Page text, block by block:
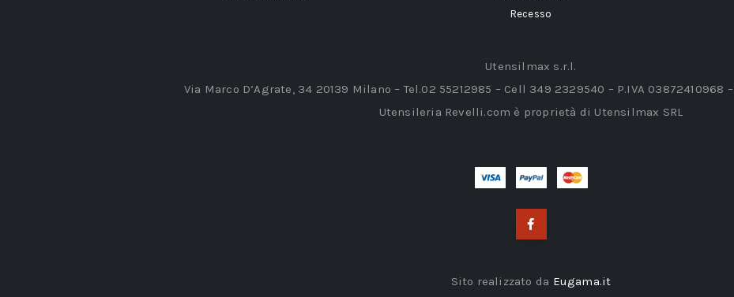
Recesso
Utensilmax s.r.l.
Via Marco D’Agrate, 34 20139 Milano – Tel.02 55212985 – Cell 349 2329540 – P.IVA 03872410968 –
Utensileria Revelli.com è proprietà di Utensilmax SRL
Sito realizzato da Eugama.it